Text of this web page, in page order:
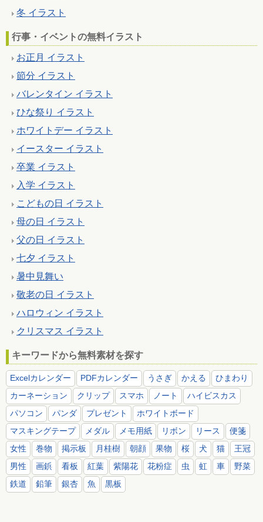
冬 イラスト
行事・イベントの無料イラスト
お正月 イラスト
節分 イラスト
バレンタイン イラスト
ひな祭り イラスト
ホワイトデー イラスト
イースター イラスト
卒業 イラスト
入学 イラスト
こどもの日 イラスト
母の日 イラスト
父の日 イラスト
七夕 イラスト
暑中見舞い
敬老の日 イラスト
ハロウィン イラスト
クリスマス イラスト
キーワードから無料素材を探す
Excelカレンダー PDFカレンダー うさぎ かえる
ひまわり
カーネーション
クリップ スマホ ノート
ハイビスカス
パソコン
パンダ プレゼント
ホワイトボード
マスキングテープ
メダル メモ用紙 リボン リース
便箋
女性
巻物 掲示板 月桂樹 朝顔 果物 桜 犬 猫
王冠
男性
画鋲 看板 紅葉 紫陽花 花粉症 虫 虹 車
野菜
鉄道
鉛筆 銀杏 魚 黒板